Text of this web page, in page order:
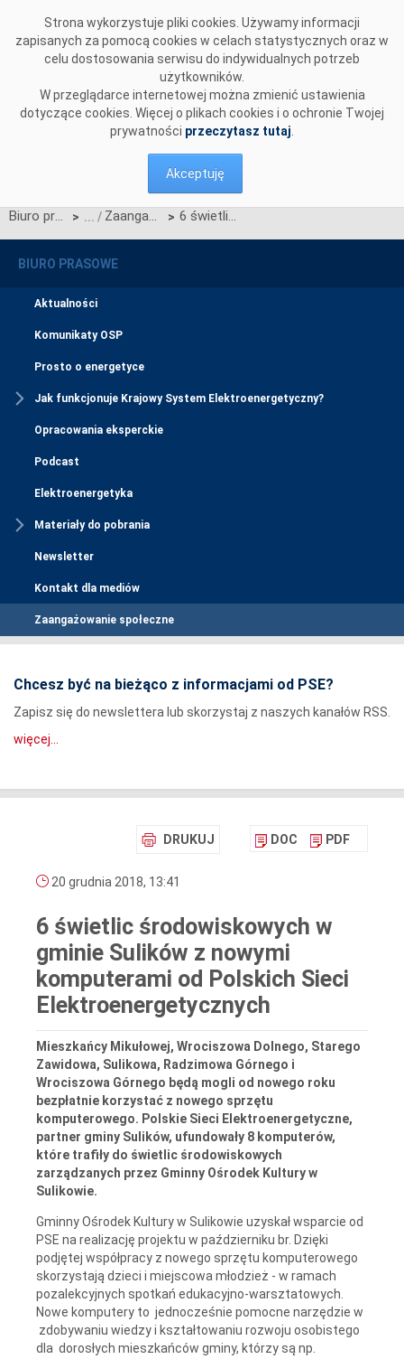
Strona wykorzystuje pliki cookies. Używamy informacji
zapisanych za pomocą cookies w celach statystycznych oraz w
celu dostosowania serwisu do indywidualnych potrzeb
użytkowników.
W przeglądarce internetowej można zmienić ustawienia
dotyczące cookies. Więcej o plikach cookies i o ochronie Twojej
prywatności przeczytasz tutaj
Akceptuję
Biuro prasowe > Zaangażowanie społeczne > 6 świetlic środowiskowych w gminie Sulików z nowymi komputerami od Polskich Sieci Elektroenergetycznych
BIURO PRASOWE
Aktualności
Komunikaty OSP
Prosto o energetyce
Jak funkcjonuje Krajowy System Elektroenergetyczny?
Opracowania eksperckie
Podcast
Elektroenergetyka
Materiały do pobrania
Newsletter
Kontakt dla mediów
Zaangażowanie społeczne
Chcesz być na bieżąco z informacjami od PSE?
Zapisz się do newslettera lub skorzystaj z naszych kanałów RSS.
więcej...
DRUKUJ DOC PDF
20 grudnia 2018, 13:41
6 świetlic środowiskowych w
gminie Sulików z nowymi
komputerami od Polskich Sieci
Elektroenergetycznych
Mieszkańcy Mikułowej, Wrociszowa Dolnego, Starego
Zawidowa, Sulikowa, Radzimowa Górnego i
Wrociszowa Górnego będą mogli od nowego roku
bezpłatnie korzystać z nowego sprzętu
komputerowego. Polskie Sieci Elektroenergetyczne,
partner gminy Sulików, ufundowały 8 komputerów,
które trafiły do świetlic środowiskowych
zarządzanych przez Gminny Ośrodek Kultury w
Sulikowie.
Gminny Ośrodek Kultury w Sulikowie uzyskał wsparcie od
PSE na realizację projektu w październiku br. Dzięki
podjętej współpracy z nowego sprzętu komputerowego
skorzystają dzieci i miejscowa młodzież - w ramach
pozalekcyjnych spotkań edukacyjno-warsztatowych.
Nowe komputery to jednocześnie pomocne narzędzie w
zdobywaniu wiedzy i kształtowaniu rozwoju osobistego
dla dorosłych mieszkańców gminy, którzy są np.